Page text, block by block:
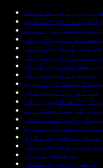
اور وائس ٹائپنگ
وائس اے آئی اسسٹنٹ
ٹیکسٹ ٹو اسپیچ
ٹو اسپیچ ریڈر
خاتون آواز جنریٹر
آواز جنریٹر
مطالعہ پروگرام
روبوٹ وائس جنریٹر
ٹیکسٹ ٹو اسپیچ
اے آئی وائس چینجر
ڈی ایف آڈیو ریڈر
کر سنا سکتا ہے
کروم ایکسٹینشن
ٹیکسٹ ٹو اسپیچ
پی ڈی ایف ریڈ الاؤڈ
اے آئی وائس جنریٹر
ٹیکستو آ ووز
لیطوری دی ٹیکسٹو